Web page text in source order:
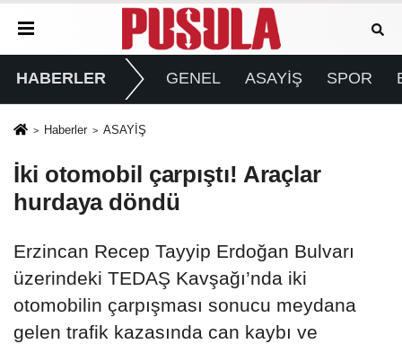
HABERLER GENEL ASAYİŞ SPOR
Haberler ASAYİŞ
İki otomobil çarpıştı! Araçlar
hurdaya döndü
Erzincan Recep Tayyip Erdoğan Bulvarı
üzerindeki TEDAŞ Kavşağı’nda iki
otomobilin çarpışması sonucu meydana
gelen trafik kazasında can kaybı ve